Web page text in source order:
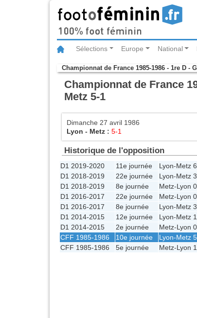
Sélections Europe National
Championnat de France 1985-1986 - 1re D -
Championnat de France
Metz 5-1
Dimanche 27 avril 1986
Lyon - Metz : 5-1
Historique de l'opposition
D1 2019-2020 11e journée Lyon-Metz
D1 2018-2019
22e journée Lyon-Metz
D1 2018-2019
8e journée Metz-Lyon
D1 2016-2017
22e journée Metz-Lyon
D1 2016-2017
8e journée Lyon-Metz
D1 2014-2015
12e journée Lyon-Metz
D1 2014-2015
2e journée Metz-Lyon
CFF 1985-1986
10e journée Lyon-Metz
CFF 1985-1986
5e journée Metz-Lyon